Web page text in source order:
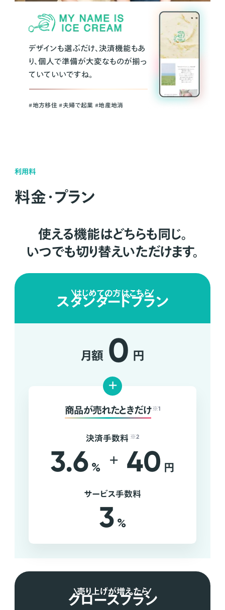
デザインも選ぶだけ、決済機能もあ
り、個人で準備が大変なものが揃っ
ていていいですね。
#地方移住 #夫婦で起業 #地産地消
利用料
料金・プラン
使える機能はどちらも同じ。
いつでも切り替えいただけます。
はじめての方はこちら
スタンダードプラン
月額 0 円
+
商品が売れたときだけ ※1
決済手数料 ※2
3.6 % + 40 円
サービス手数料
3 %
売り上げが増えたら
グロースプラン